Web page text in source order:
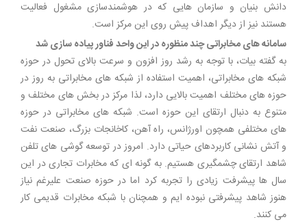
دانش بنیان و سازمان هایی که در هوشمندسازی مشغول فعالیت
هستند نیز از دیگر اهداف پیش روی این مرکز است.
سامانه های مخابراتی چند منظوره در این واحد فناور پیاده سازی شد
به گفته بیات، با توجه به رشد روز افزون و سرعت بالای تحول در حوزه
شبکه های مخابراتی، اهمیت استفاده از شبکه های مخابراتی به روز در
حوزه های مختلف اهمیت بالایی دارد، لذا مرکز در بخش های مختلف و
متنوع به دنبال ارتقای این حوزه است. شبکه های مخابراتی در حوزه
های مختلفی همچون اورژانس، راه آهن، کاخانجات بزرگ، صنعت نفت
و آتش نشانی کاربردهای حیاتی دارد. امروز در توسعه گوشی های تلفن
شاهد ارتقای چشمگیری هستیم. به گونه ای که مخابرات تجاری در این
سال ها پیشرفت زیادی را تجربه کرد اما در حوزه صنعت علیرغم نیاز
هنوز شاهد پیشرفتی نبوده ایم و همچنان با شبکه مخابرات قدیمی کار
می کنند.